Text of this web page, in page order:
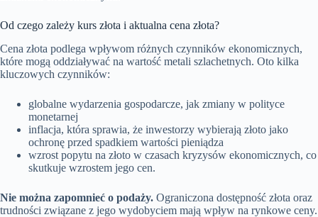
Od czego zależy kurs złota i aktualna cena złota?
Cena złota podlega wpływom różnych czynników ekonomicznych,
które mogą oddziaływać na wartość metali szlachetnych. Oto kilka
kluczowych czynników:
globalne wydarzenia gospodarcze, jak zmiany w polityce
monetarnej
inflacja, która sprawia, że inwestorzy wybierają złoto jako
ochronę przed spadkiem wartości pieniądza
wzrost popytu na złoto w czasach kryzysów ekonomicznych, co
skutkuje wzrostem jego cen.
Nie można zapomnieć o podaży. Ograniczona dostępność złota oraz
trudności związane z jego wydobyciem mają wpływ na rynkowe ceny.